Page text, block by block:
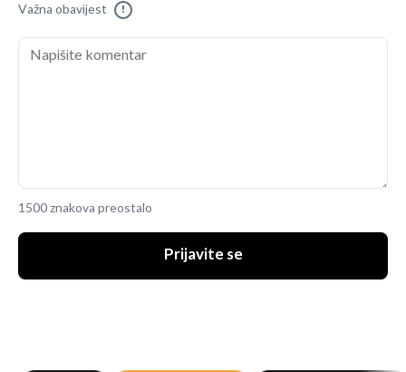
Važna obavijest !
1500 znakova preostalo
Prijavite se